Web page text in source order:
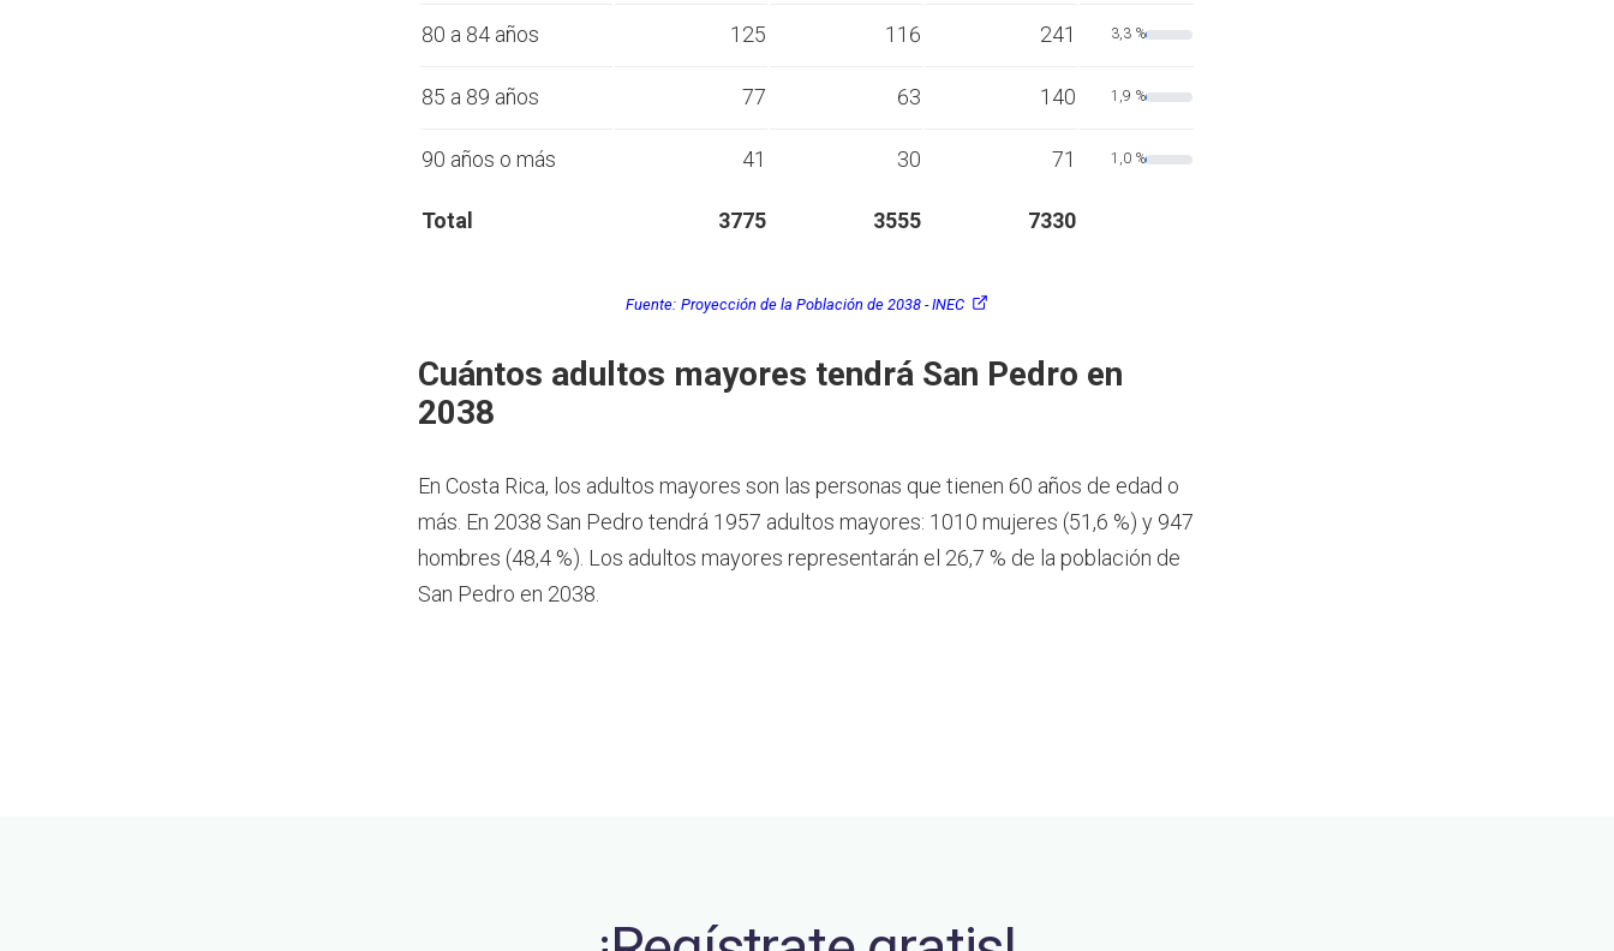
80 a 84 años 125 116 241 3,3 %
85 a 89 años 77 63 140 1,9 %
90 años o más 41 30 71 1,0 %
Total 3775 3555 7330
Fuente: Proyección de la Población de 2038 - INEC
Cuántos adultos mayores tendrá San Pedro en
2038
En Costa Rica, los adultos mayores son las personas que tienen 60 años de edad o
más. En 2038 San Pedro tendrá 1957 adultos mayores: 1010 mujeres (51,6 %) y 947
hombres (48,4 %). Los adultos mayores representarán el 26,7 % de la población de
San Pedro en 2038.